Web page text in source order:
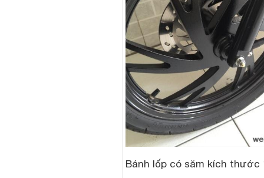
Bánh lốp có săm kích thước